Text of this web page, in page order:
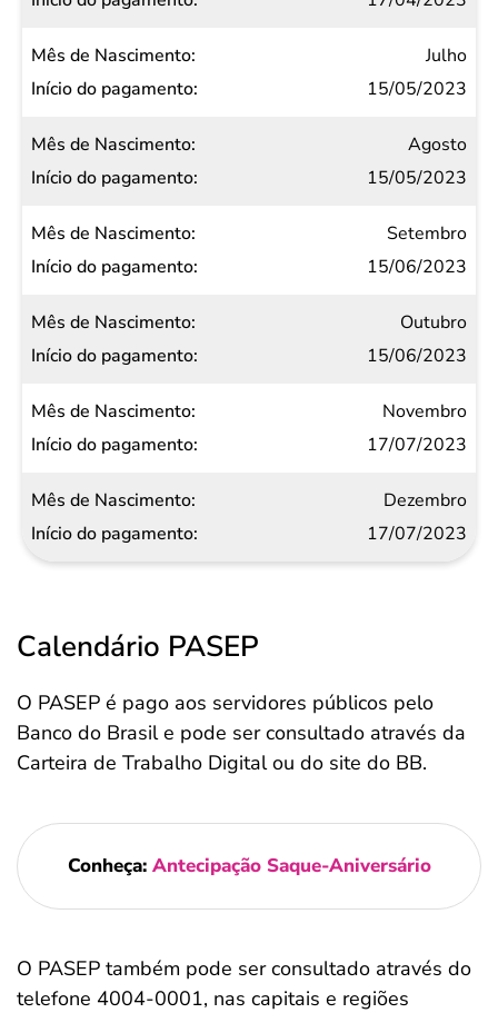
Julho
15/05/2023
Agosto
15/05/2023
Setembro
15/06/2023
Outubro
15/06/2023
Novembro
17/07/2023
Dezembro
17/07/2023
Calendário PASEP
O PASEP é pago aos servidores públicos pelo
Banco do Brasil e pode ser consultado através da
Carteira de Trabalho Digital ou do site do BB.
Conheça: Antecipação Saque-Aniversário
O PASEP também pode ser consultado através do
telefone 4004-0001, nas capitais e regiões